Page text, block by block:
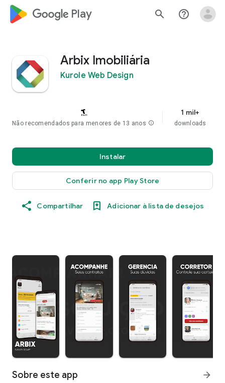
google_logo Play search help_outline
Arbix Imobiliária
Kurole Web Design
Não recomendados para menores de 13 anos info
1 mil+
downloads
Instalar
Conferir no app Play Store
Compartilhar Adicionar à lista de desejos
Sobre este app arrow_forward